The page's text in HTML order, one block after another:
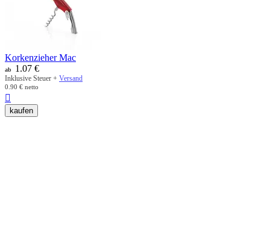
Korkenzieher Mac
ab 1.07 €
Inklusive Steuer + Versand
0.90 € netto

kaufen